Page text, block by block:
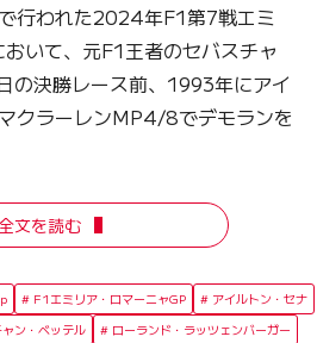
行われた2024年F1第7戦エミ
いて、元F1王者のセバスチャ
の決勝レース前、1993年にアイ
クラーレンMP4/8でデモランを
文を読む
F1エミリア・ロマーニャGP
アイルトン・セナ
ン・ベッテル ローランド・ラッツェンバーガー